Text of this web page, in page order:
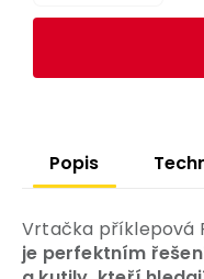
Popis
Vrtačka příklepová
je perfektním